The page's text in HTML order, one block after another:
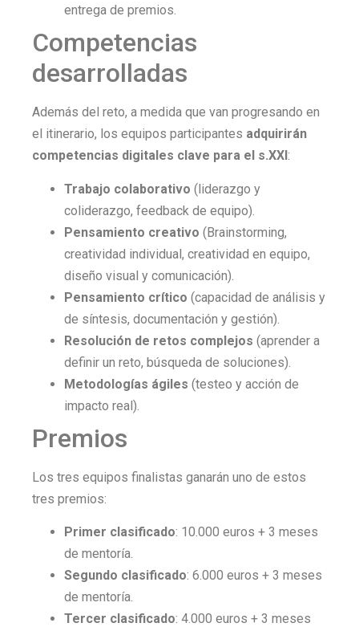
entrega de premios.
Competencias
desarrolladas
Además del reto, a medida que van progresando en
el itinerario, los equipos participantes adquirirán
competencias digitales clave para el s.XXI :
Trabajo colaborativo (liderazgo y
coliderazgo, feedback de equipo).
Pensamiento creativo (Brainstorming,
creatividad individual, creatividad en equipo,
diseño visual y comunicación).
Pensamiento crítico (capacidad de análisis y
de síntesis, documentación y gestión).
Resolución de retos complejos (aprender a
definir un reto, búsqueda de soluciones).
Metodologías ágiles (testeo y acción de
impacto real).
Premios
Los tres equipos finalistas ganarán uno de estos
tres premios:
Primer clasificado: 10.000 euros + 3 meses
de mentoría.
Segundo clasificado: 6.000 euros + 3 meses
de mentoría.
Tercer clasificado: 4.000 euros + 3 meses